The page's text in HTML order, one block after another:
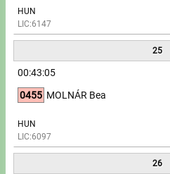
HUN
LIC:6147
25
00:43:05
0455 MOLNÁR Bea
HUN
LIC:6097
26